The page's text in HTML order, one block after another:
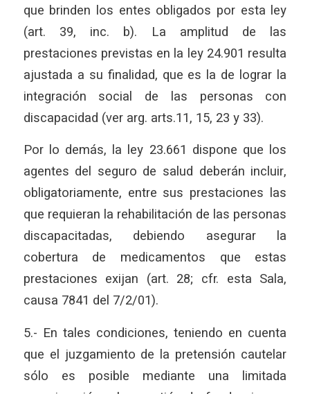
que brinden los entes obligados por esta ley
(art. 39, inc. b). La amplitud de las
prestaciones previstas en la ley 24.901 resulta
ajustada a su finalidad, que es la de lograr la
integración social de las personas con
discapacidad (ver arg. arts.11, 15, 23 y 33).
Por lo demás, la ley 23.661 dispone que los
agentes del seguro de salud deberán incluir,
obligatoriamente, entre sus prestaciones las
que requieran la rehabilitación de las personas
discapacitadas, debiendo asegurar la
cobertura de medicamentos que estas
prestaciones exijan (art. 28; cfr. esta Sala,
causa 7841 del 7/2/01).
5.- En tales condiciones, teniendo en cuenta
que el juzgamiento de la pretensión cautelar
sólo es posible mediante una limitada